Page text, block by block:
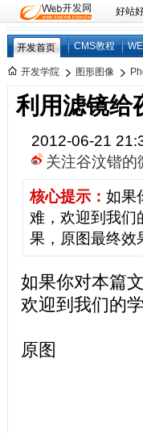
好站好
开发首页 CMS教程
开发学院 图形图像
利用滤镜给
2012-06-21
关注谷汶锴的
核心提示： 如果
难，欢迎到我们
果，原图最终效
如果你对本篇
欢迎到我们的
原图